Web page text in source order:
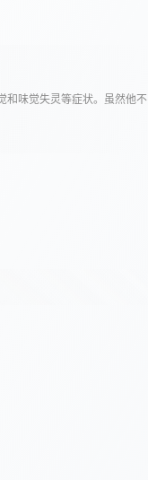
和味觉失灵等症状。虽然他不